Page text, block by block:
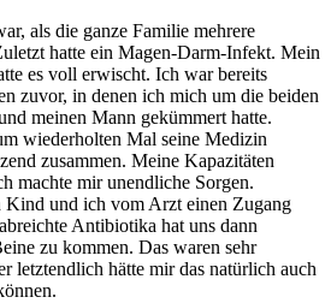
als die ganze Familie mehrere
hatte ein Magen-Darm-Infekt. Mein
es voll erwischt. Ich war bereits
zuvor, in denen ich mich um die beiden
meinen Mann gekümmert hatte.
wiederholten Mal seine Medizin
zusammen. Meine Kapazitäten
machte mir unendliche Sorgen.
Kind und ich vom Arzt einen Zugang
Antibiotika hat uns dann
zu kommen. Das waren sehr
letztendlich hätte mir das natürlich auch